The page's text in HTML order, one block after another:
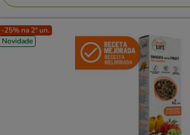
-25% na 2ª un.
Novidade